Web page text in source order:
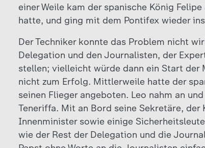
einer Weile kam der spanische König
hatte, und ging mit dem Pontifex wieder ins
Der Techniker konnte das Problem nicht
Delegation und den Journalisten, der
stellen; vielleicht würde dann ein Start
nicht zum Erfolg. Mittlerweile hatte der
seinen Flieger angeboten. Leo nahm an
Teneriffa. Mit an Bord seine Sekretäre,
Innenminister sowie einige
wie der Rest der Delegation und die